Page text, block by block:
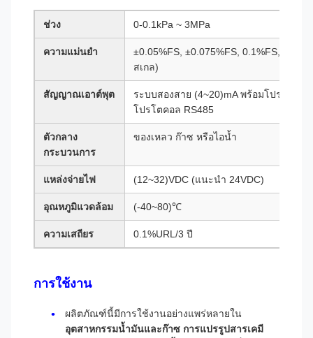
ช่วง 0-0.1kPa ~ 3MPa
ความแม่นยำ
±0.05%FS, ±0.075%FS, 0.1%FS,
สเกล)
สัญญาณเอาต์พุต
ระบบสองสาย (4~20)mA พร้อมโปรโตคอ
โปรโตคอล RS485
ตัวกลาง
กระบวนการ
ของเหลว ก๊าซ หรือไอน้ำ
แหล่งจ่ายไฟ (12~32)VDC (แนะนำ 24VDC)
อุณหภูมิแวดล้อม (-40~80)℃
ความเสถียร 0.1%URL/3 ปี
การใช้งาน
ผลิตภัณฑ์นี้มีการใช้งานอย่างแพร่หลายใน
อุตสาหกรรมน้ำมันและก๊าซ การแปรรูปสารเคมี